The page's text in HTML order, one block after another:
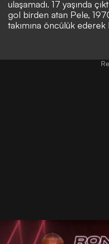
ulaşamadı. 17 yaşında
gol birden atan Pele,
takımına öncülük ederek